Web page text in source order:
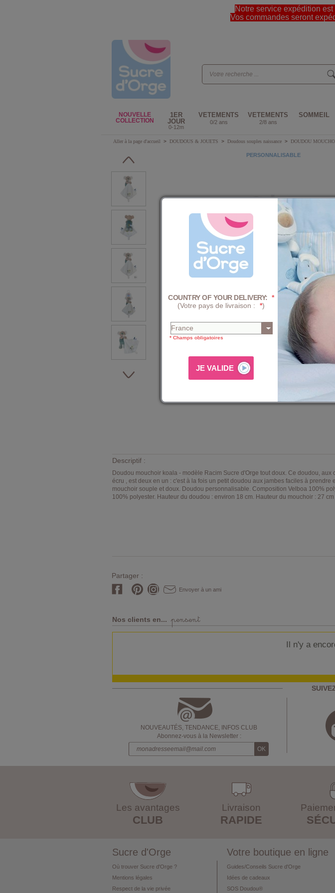
Notre service expédition
Vos commandes seront
NOUVELLE
COLLECTION
1ER
JOUR
0-12m
VETEMENTS
0/2 ans
VETEMENTS
2/8 ans
SOMMEIL
Aller à la page d'accueil > DOUDOUS & JOUETS > Doudous souples naissance > DOUDOU
PERSONNALISABLE
Descriptif :
Doudou mouchoir koala - modèle Racim Sucre d'Orge tout doux. Ce doudou, aux
écru , est deux en un : c'est à la fois un petit doudou aux jambes faciles à prendre
mouchoir souple et doux. Doudou personnalisable. Composition Velboa 100%
100% polyester. Hauteur du doudou : environ 18 cm. Hauteur du mouchoir : 27
Partager :
Envoyer à un ami
Nos clients en... pensent
Il n'y a
NOUVEAUTÉS, TENDANCE, INFOS CLUB
Abonnez-vous à la Newsletter :
Les avantages
CLUB
Livraison
RAPIDE
Sucre d'Orge
Où trouver Sucre d'Orge ?
Mentions légales
Respect de la vie privée
Votre boutique en ligne
Guides/Conseils Sucre d'Orge
Idées de cadeaux
SOS Doudou®
COUNTRY OF YOUR DELIVERY: *
(Votre pays de livraison :
*)
* Champs obligatoires